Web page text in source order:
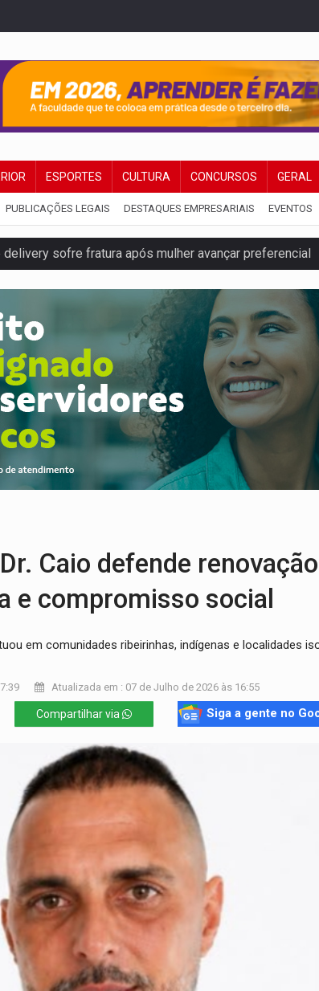
ESPORTES CULTURA CONCURSOS GERAL
PUBLICAÇÕES LEGAIS DESTAQUES EMPRESARIAIS EVENTOS
sofre fratura após mulher avançar preferencial
Guimarães e as nuvens no céu de Rondônia – Por
Marques reduz pena de Acir Gurgacz e declara
Museólogo Antônio Ocampo lança livro sobre a
de candidata a deputada federal do PL salta R$ 1
com cerca de 200 porções de drogas
cobra regularização fundiária da comunidade Nova
2ª Feira Rondônia Empreendedora segue no Espaço
Caio defende
e compromisso social
em comunidades ribeirinhas, indígenas e localidades
Atualizada em : 07 de Julho de 2026 às 16:55
Compartilhar via Siga a gente no